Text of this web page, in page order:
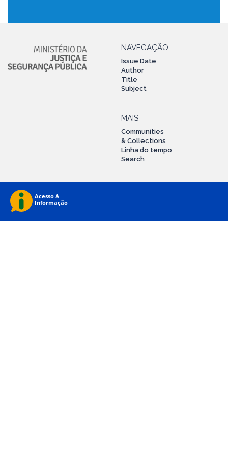
NAVEGAÇÃO
Issue Date
Author
Title
Subject
MAIS
Communities
& Collections
Linha do tempo
Search